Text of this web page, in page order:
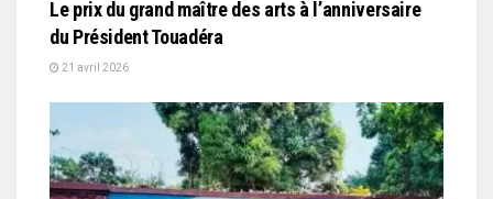
Le prix du grand maître des arts à l’anniversaire
du Président Touadéra
21 avril 2026